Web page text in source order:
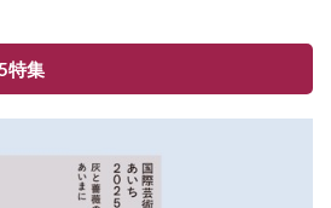
特集